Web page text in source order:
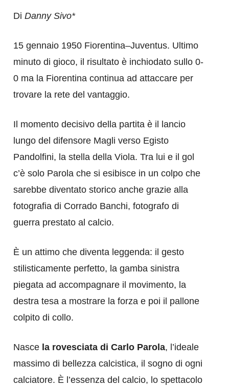
Di Danny Sivo*
15 gennaio 1950 Fiorentina–Juventus. Ultimo
minuto di gioco, il risultato è inchiodato sullo 0-
0 ma la Fiorentina continua ad attaccare per
trovare la rete del vantaggio.
Il momento decisivo della partita è il lancio
lungo del difensore Magli verso Egisto
Pandolfini, la stella della Viola. Tra lui e il gol
c’è solo Parola che si esibisce in un colpo che
sarebbe diventato storico anche grazie alla
fotografia di Corrado Banchi, fotografo di
guerra prestato al calcio.
È un attimo che diventa leggenda: il gesto
stilisticamente perfetto, la gamba sinistra
piegata ad accompagnare il movimento, la
destra tesa a mostrare la forza e poi il pallone
colpito di collo.
Nasce la rovesciata di Carlo Parola, l’ideale
massimo di bellezza calcistica, il sogno di ogni
calciatore. È l’essenza del calcio, lo spettacolo